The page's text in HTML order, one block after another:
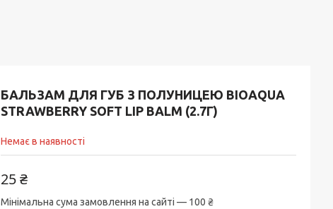
БАЛЬЗАМ ДЛЯ ГУБ З ПОЛУНИЦЕЮ BIOAQUA
STRAWBERRY SOFT LIP BALM (2.7Г)
Немає в наявності
25 ₴
Мінімальна сума замовлення на сайті — 100 ₴